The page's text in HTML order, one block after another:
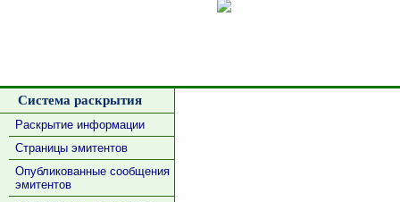
Система раскрытия
Раскрытие информации
Страницы эмитентов
Опубликованные сообщения
эмитентов